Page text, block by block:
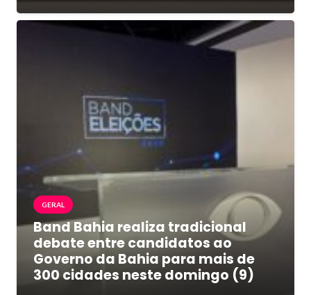
GERAL
Band Bahia realiza tradicional
debate entre candidatos ao
Governo da Bahia para mais de
300 cidades neste domingo (9)